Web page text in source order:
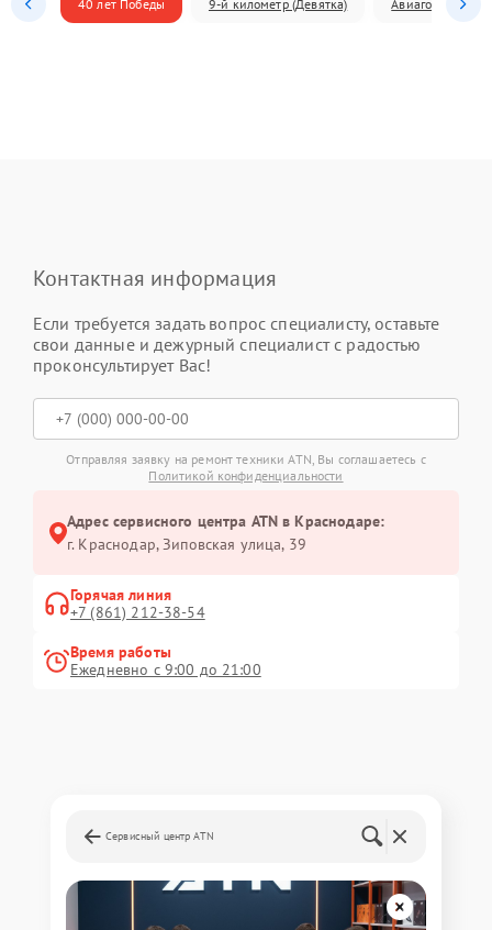
40 лет Победы 9-й километр (Девятка) Авиагородок
Контактная информация
Если требуется задать вопрос специалисту, оставьте
свои данные и дежурный специалист с радостью
проконсультирует Вас!
Отправляя заявку на ремонт техники ATN, Вы соглашаетесь с
Политикой конфиденциальности
Адрес сервисного центра ATN в Краснодаре:
г. Краснодар, Зиповская улица, 39
Горячая линия
+7 (861) 212-38-54
Время работы
Ежедневно с 9:00 до 21:00
Сервисный центр ATN